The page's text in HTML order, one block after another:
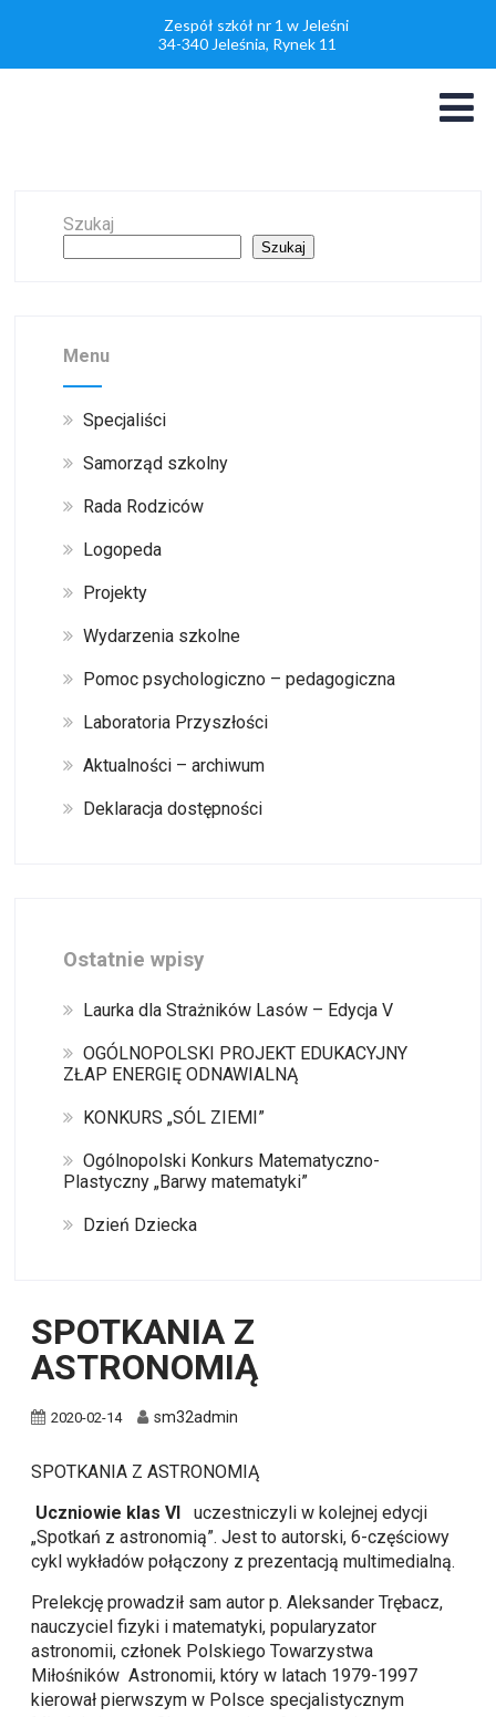
Zespół szkół nr 1 w Jeleśni
34-340 Jeleśnia, Rynek 11
Szukaj
Szukaj
Menu
Specjaliści
Samorząd szkolny
Rada Rodziców
Logopeda
Projekty
Wydarzenia szkolne
Pomoc psychologiczno – pedagogiczna
Laboratoria Przyszłości
Aktualności – archiwum
Deklaracja dostępności
Ostatnie wpisy
Laurka dla Strażników Lasów – Edycja V
OGÓLNOPOLSKI PROJEKT EDUKACYJNY
ZŁAP ENERGIĘ ODNAWIALNĄ
KONKURS „SÓL ZIEMI”
Ogólnopolski Konkurs Matematyczno-
Plastyczny „Barwy matematyki”
Dzień Dziecka
SPOTKANIA Z
ASTRONOMIĄ
2020-02-14 sm32admin
SPOTKANIA Z ASTRONOMIĄ
Uczniowie klas VI
uczestniczyli w kolejnej edycji
„Spotkań z astronomią”. Jest to autorski, 6-częściowy
cykl wykładów połączony z prezentacją multimedialną.
Prelekcję prowadził sam autor p. Aleksander Trębacz,
nauczyciel fizyki i matematyki, popularyzator
astronomii, członek Polskiego Towarzystwa
Miłośników Astronomii, który w latach 1979-1997
kierował pierwszym w Polsce specjalistycznym